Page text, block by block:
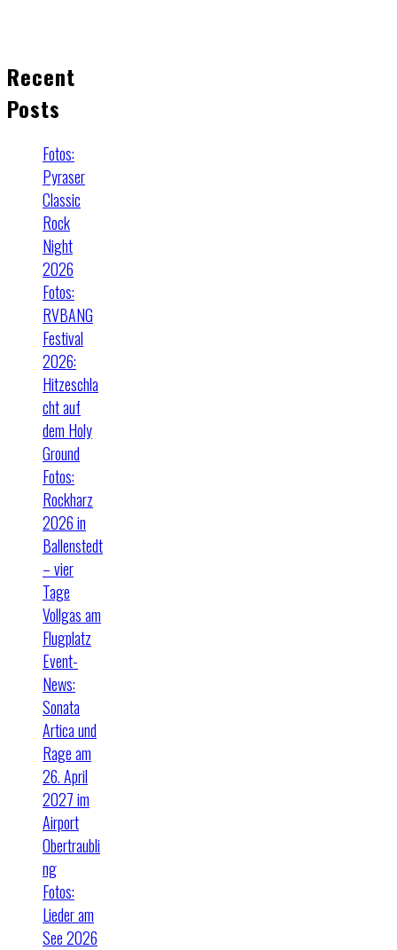
Recent
Posts
Fotos:
Pyraser
Classic
Rock
Night
2026
Fotos:
RVBANG
Festival
2026:
Hitzeschla
cht auf
dem Holy
Ground
Fotos:
Rockharz
2026 in
Ballenstedt
– vier
Tage
Vollgas am
Flugplatz
Event-
News:
Sonata
Artica und
Rage am
26. April
2027 im
Airport
Obertraubli
ng
Fotos:
Lieder am
See 2026